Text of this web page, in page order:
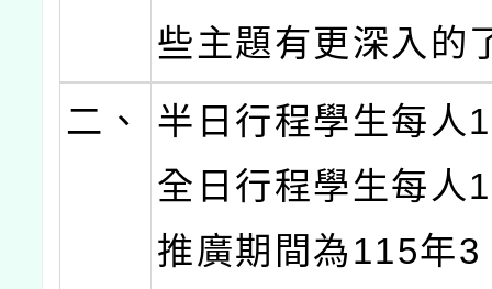
些主題有更深入的
二、
半日行程學生每人
全日行程學生每人
推廣期間為115年